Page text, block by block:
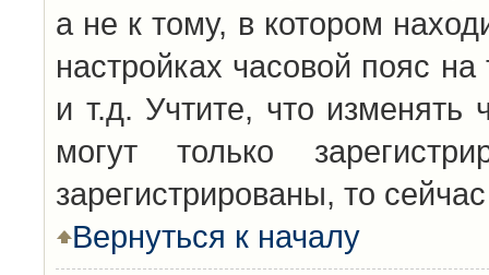
а не к тому, в котором
настройках часовой пояс
и т.д. Учтите, что изменять
могут только
зарегистрированы, то
Вернуться к началу